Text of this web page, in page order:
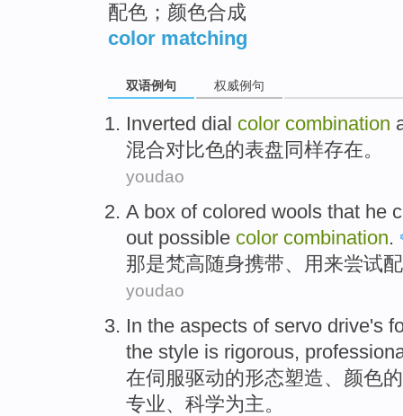
配色；颜色合成
color matching
双语例句 权威例句
Inverted dial color combination
混合对比色的表盘同样存在。
youdao
A box of colored wools that he
out possible color combination.
那是梵高随身携带、用来尝试
youdao
In the aspects of servo drive's
the style is rigorous,
在伺服驱动的形态塑造、 颜色的
专业、科学为主。